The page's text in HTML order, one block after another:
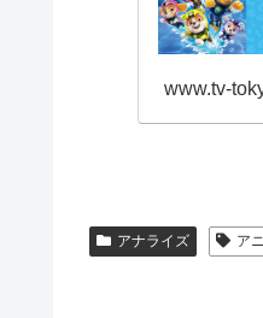
www.tv-
アナライズ ア